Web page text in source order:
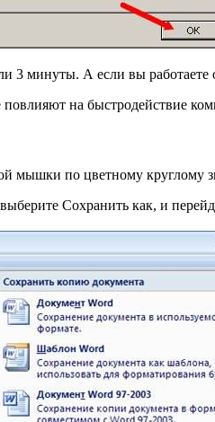
3 минуты. А если вы работаете
на быстродействие
мышки по цветному круглому
Сохранить как, и